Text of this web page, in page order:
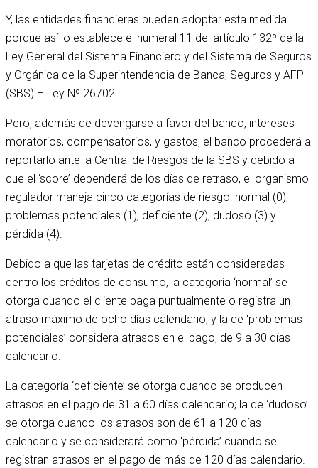
Y, las entidades financieras pueden adoptar esta medida
porque así lo establece el numeral 11 del artículo 132º de la
Ley General del Sistema Financiero y del Sistema de Seguros
y Orgánica de la Superintendencia de Banca, Seguros y AFP
(SBS) – Ley Nº 26702.
Pero, además de devengarse a favor del banco, intereses
moratorios, compensatorios, y gastos, el banco procederá a
reportarlo ante la Central de Riesgos de la SBS y debido a
que el ‘score’ dependerá de los días de retraso, el organismo
regulador maneja cinco categorías de riesgo: normal (0),
problemas potenciales (1), deficiente (2), dudoso (3) y
pérdida (4).
Debido a que las tarjetas de crédito están consideradas
dentro los créditos de consumo, la categoría ‘normal’ se
otorga cuando el cliente paga puntualmente o registra un
atraso máximo de ocho días calendario; y la de ‘problemas
potenciales’ considera atrasos en el pago, de 9 a 30 días
calendario.
La categoría ‘deficiente’ se otorga cuando se producen
atrasos en el pago de 31 a 60 días calendario; la de ‘dudoso’
se otorga cuando los atrasos son de 61 a 120 días
calendario y se considerará como ‘pérdida’ cuando se
registran atrasos en el pago de más de 120 días calendario.